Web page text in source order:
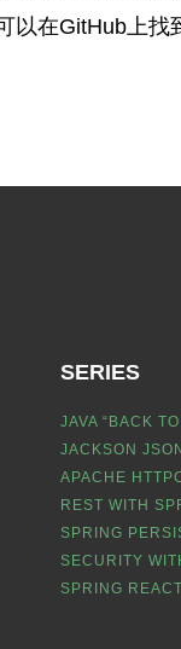
以在GitHub上找
SERIES
JAVA “BACK
JACKSON
APACHE
REST WITH
SPRING
SECURITY
SPRING